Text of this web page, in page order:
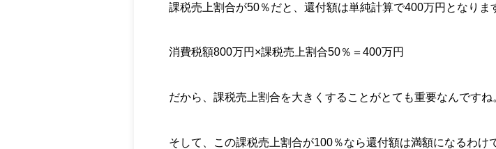
課税売上割合が50％だと、還付額は単純計算で400万円となりま
消費税額800万円×課税売上割合50％＝400万円
だから、課税売上割合を大きくすることがとても重要なんですね
そして、この課税売上割合が100％なら還付額は満額になるわけ